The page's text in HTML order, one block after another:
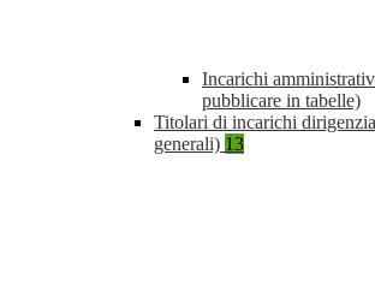
Incarichi
pubblicare in tabelle)
Titolari di incarichi
generali) 13